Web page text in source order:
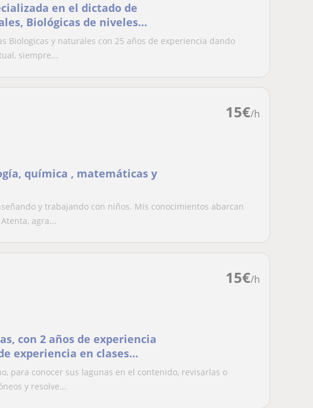
en el dictado de
Biológicas de niveles
Biologicas y naturales con 25 años de experiencia dando
siempre...
15€/h
química , matemáticas y
y trabajando con niños. Mis conocimientos abarcan
agra...
15€/h
con 2 años de experiencia
experiencia en clases
para conocer sus lagunas en el contenido, revisarlas o
y resolve...